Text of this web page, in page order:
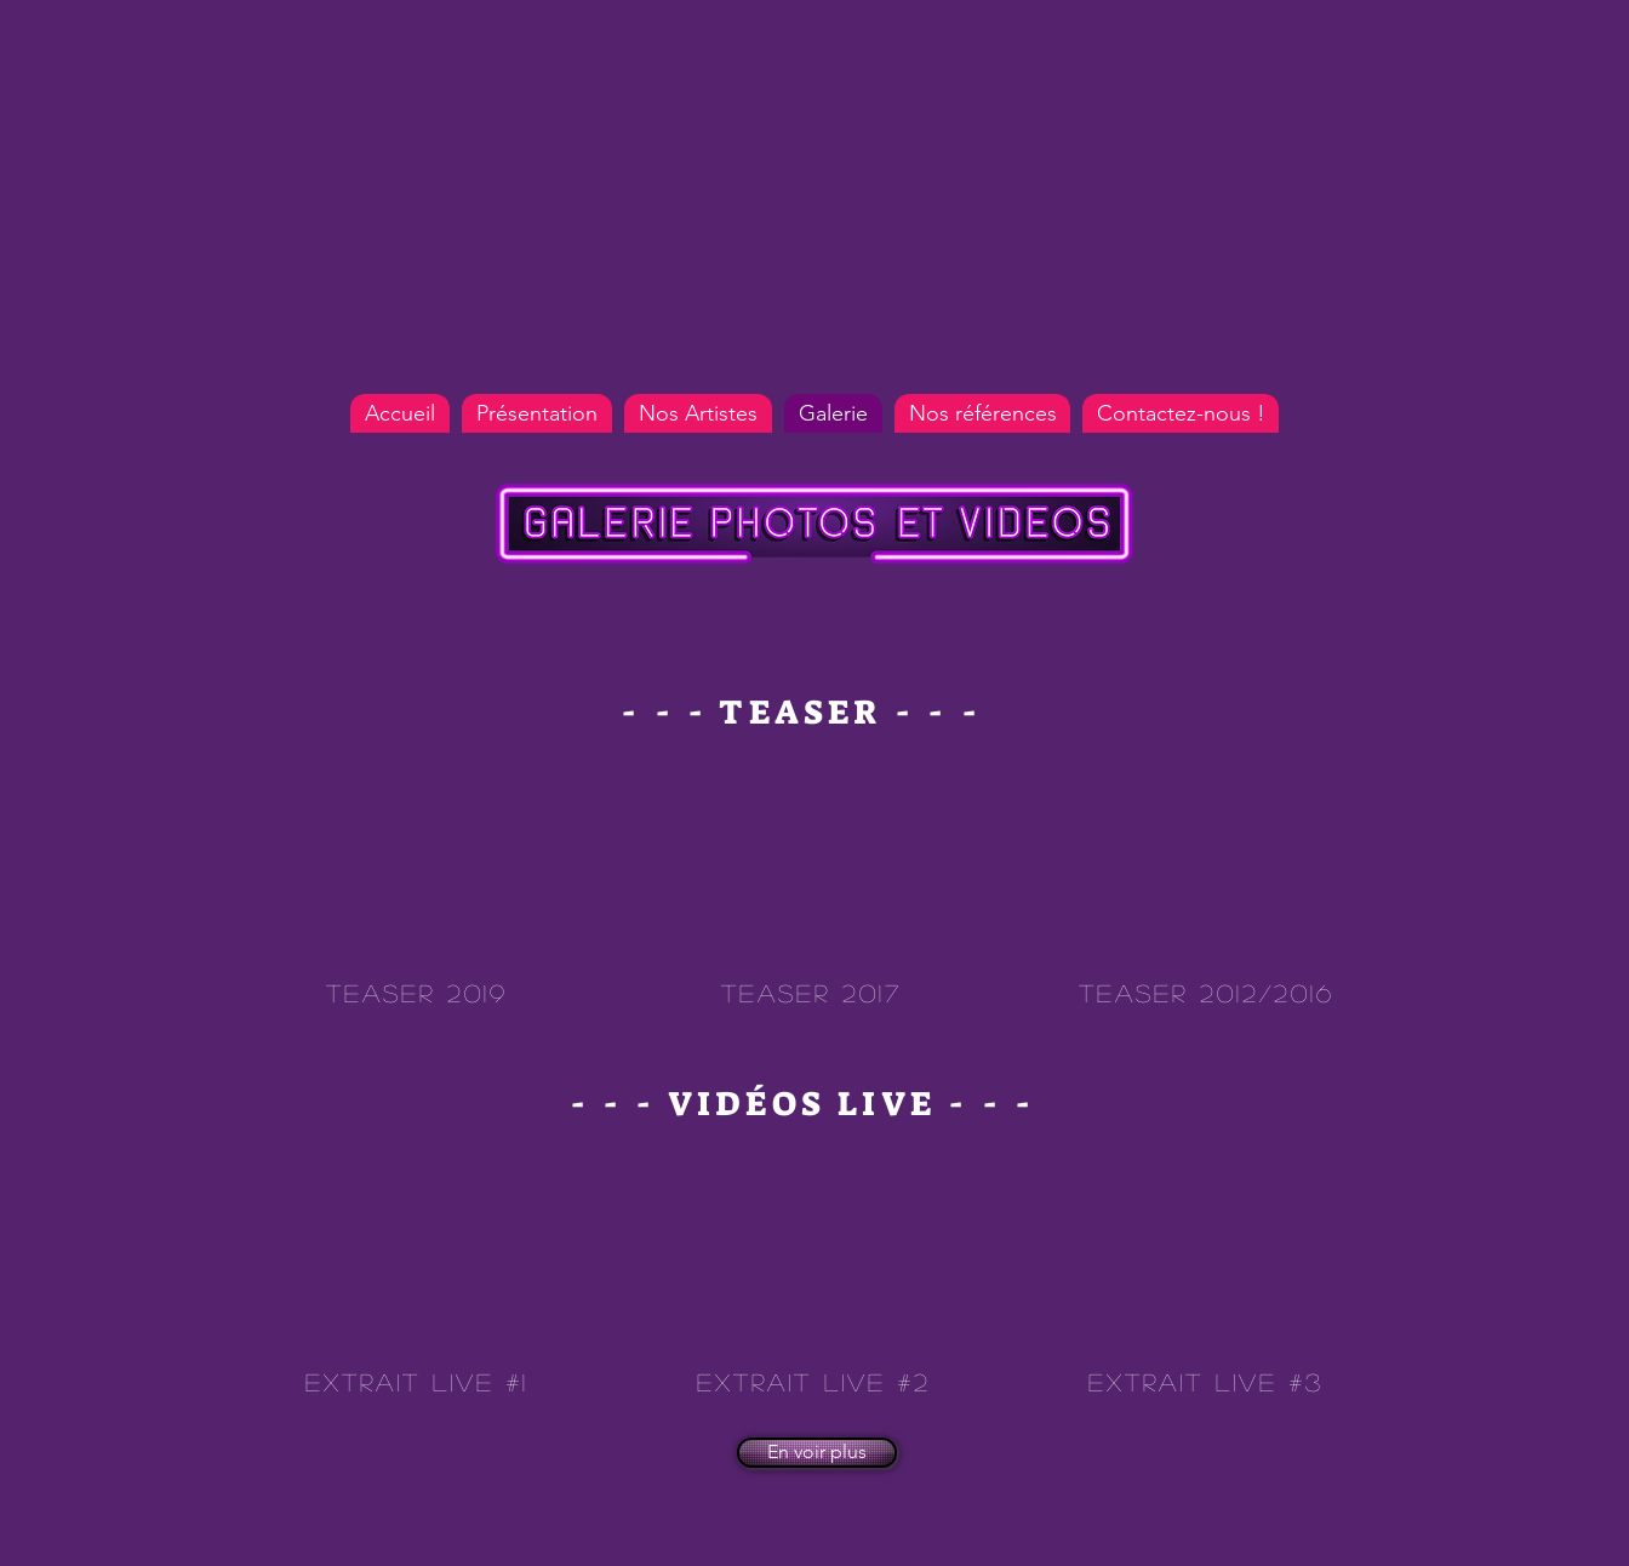
Accueil Présentation Nos Artistes Galerie Nos références Contactez-nous !
- - - TEASER - - -
TEASER 2019 TEASER 2017 TEASER 2012/2016
- - - VIDÉOS LIVE - - -
Extrait Live #1 Extrait Live #2 Extrait Live #3
En voir plus